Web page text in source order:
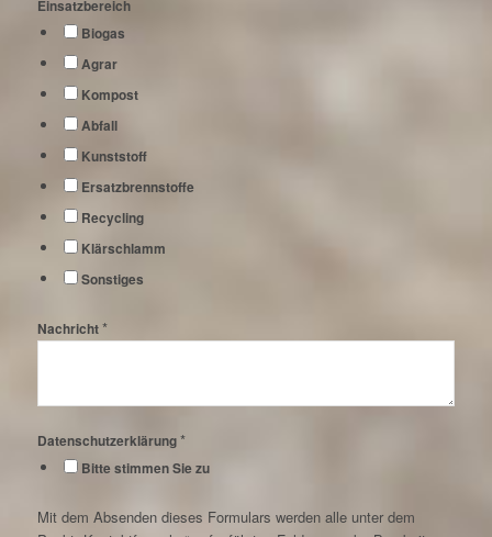
Einsatzbereich
Biogas
Agrar
Kompost
Abfall
Kunststoff
Ersatzbrennstoffe
Recycling
Klärschlamm
Sonstiges
Nachricht*
Datenschutzerklärung*
Bitte stimmen Sie zu
Mit dem Absenden dieses Formulars werden alle unter dem